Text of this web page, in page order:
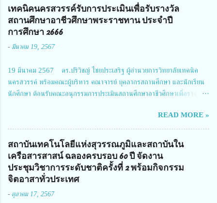
การเสียชีวิตให้สอดคล้องกับเป้าหมายแผนแม่บทฉบับที่ 5 ในวันที่ 22 มีนาคม
2567 โดยมี ดร.วิภารัตน์ ดีอ่อง ผู้อำนวยการสำนักงานการวิจัยแห่งชาติ เป็น
ประธานในพิธีเปิดพร้อมให้นโยบายการผลักดันงานวิจัยเพื่อความปลอดภัยทาง
การประชุมในครั้งนี้ นางสาวสตตกมล เกียรติพานิช ผู้อำนวยการกองบริหารทุน
Richmond Stylish Convention Hotel จังหวัดนนทบุรี ดร.วิภารัตน์ ดีอ่อง
ผู้อำนวยการสำนักงานการวิจัยแห่งชาติ กล่าวว่า วช. ในฐานะหน่วยงานบริหาร
จัดการทุนวิจัยและนวัตกรรมได้เล็งเห็นถึงความสำคัญของกา...
เทคนิคนครสวรรค์รับการประเมินเพื่อรับรางวัล
สถานศึกษาอาชีวศึกษาพระราชทาน ประจำปี
การศึกษา 2666
- มีนาคม 19, 2567
19 มีนาคม 2567 ดร.ปริวิชญ์ ไชยประเสริฐ ผู้อำนวยการวิทยาลัยเทคนิค
นครสวรรค์ พร้อมคณะผู้บริหาร คณาจารย์ บุคลากรสถานศึกษา และนักเรียน
นักศึกษา ต้อนรับคณะอนุกรรมการประเมินสถานศึกษาอาชีวศึกษาเพื่อรางวัล
นายจักรภพ เนวะมาตย์ ผู้อำนวยการวิทยาลัยเทคนิคตาก ประธานคณะอนุกร
รมการฯ 1.นายวณิชา คณะใน ผู้ทรงคุณวุฒิ 2.นายภัทธาวุธ โพธา ผู้อำนวย
การวิทยาลัยสารพัดช่างกำแพงเพชร 3.นางสาวหัตถาภรณ์ เสาร์เรือน ผู้อำนวย
การวิทยาลัยการอาชีพบ้านตาก 4.นางเพ็ญศรี ขุนทอง ผู้อำนวยการวิทยาลัย
การอาชีพรัตนประสิทธิ์วิทย์ 5.นายธเนศ คงวังทอง ผู้อำนวยการวิทยาลัย
เกษตรและเทคโนโลยีพิจิตร 6.นายชัยณรงค์ คชมาตย์ ผู้อำนวยการวิทยาลัย
8.นายณัฐกฤต ภูทวี รองผู้อำนวยการวิทยาลัยเทคนิคตาก นายจักรภพ กล่าว
READ MORE »
สถาบันเทคโนโลยีแห่งสุวรรณภูมิและสถาบันใน
เครือสารสาสน์ ฉลองครบรอบ 60 ปี จัดงาน
ประชุมวิชาการระดับชาติครั้งที่ 2 พร้อมกิจกรรม
จิตอาสาทั่วประเทศ
- ตุลาคม 17, 2567